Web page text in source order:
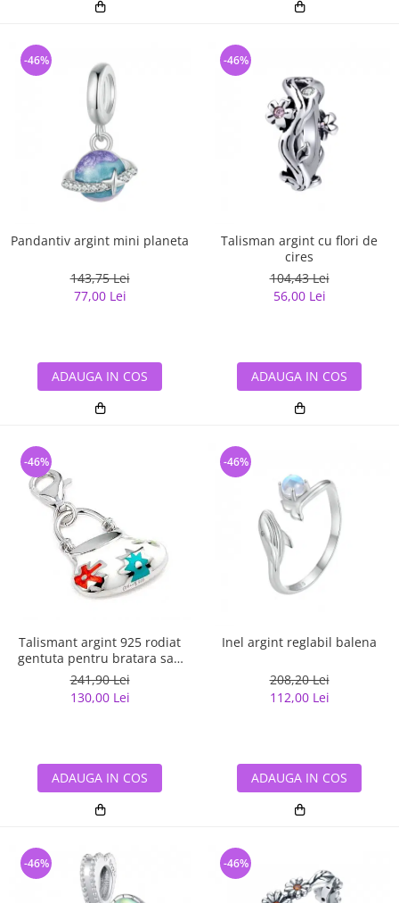
Pandantiv argint mini planeta
143,75 Lei
77,00 Lei
-46%
ADAUGA IN COS
Talisman argint cu flori de
cires
104,43 Lei
56,00 Lei
-46%
ADAUGA IN COS
Talismant argint 925 rodiat
gentuta pentru bratara sau
lant
241,90 Lei
130,00 Lei
-46%
ADAUGA IN COS
Inel argint reglabil balena
208,20 Lei
112,00 Lei
-46%
ADAUGA IN COS
-46% -46%